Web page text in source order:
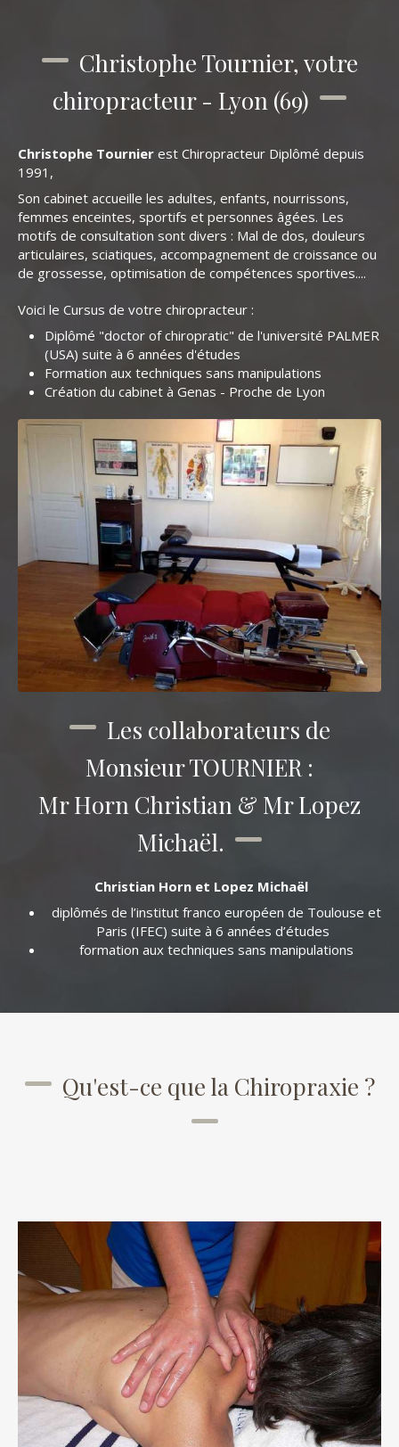
Christophe Tournier, votre
chiropracteur - Lyon (69)
Christophe Tournier est Chiropracteur Diplômé depuis
1991,
Son cabinet accueille les adultes, enfants, nourrissons,
femmes enceintes, sportifs et personnes âgées. Les
motifs de consultation sont divers : Mal de dos, douleurs
articulaires, sciatiques, accompagnement de croissance ou
de grossesse, optimisation de compétences sportives....
Voici le Cursus de votre chiropracteur :
Diplômé "doctor of chiropratic" de l'université PALMER
(USA) suite à 6 années d'études
Formation aux techniques sans manipulations
Création du cabinet à Genas - Proche de Lyon
Les collaborateurs de
Monsieur TOURNIER :
Mr Horn Christian & Mr Lopez
Michaël.
Christian Horn et Lopez Michaël
diplômés de l’institut franco européen de Toulouse et
Paris (IFEC) suite à 6 années d’études
formation aux techniques sans manipulations
Qu'est-ce que la Chiropraxie ?